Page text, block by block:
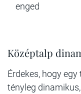
enged
Középtalp
Érdekes, hogy
tényleg